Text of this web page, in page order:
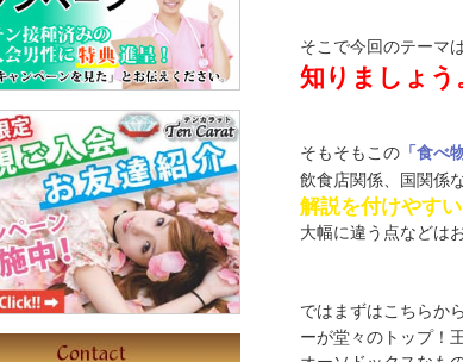
そこで今回のテーマ
知りましょう
そもそもこの 「食べ
飲食店関係、国関係
解説を付けやす
大幅に違う点などは
ではまずはこちらから
ーが堂々のトップ！